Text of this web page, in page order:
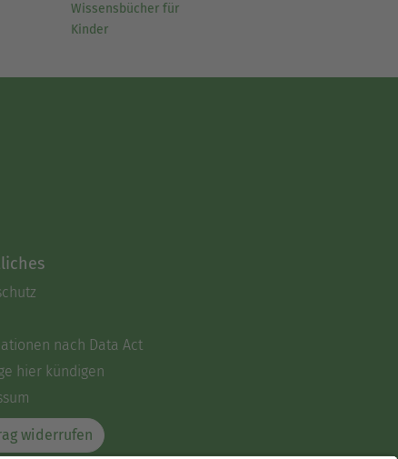
Pfadwelten-Romane,
Olaf Olsen. Seit seiner
Spinnen. Seine
Wissensbücher für
Kinder
nach Data Act
hier kündigen
widerrufen